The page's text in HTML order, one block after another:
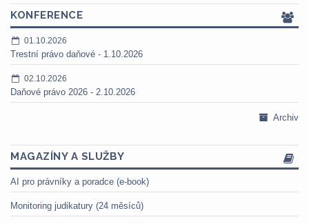
KONFERENCE
01.10.2026
Trestní právo daňové - 1.10.2026
02.10.2026
Daňové právo 2026 - 2.10.2026
Archiv
MAGAZÍNY A SLUŽBY
AI pro právníky a poradce (e-book)
Monitoring judikatury (24 měsíců)